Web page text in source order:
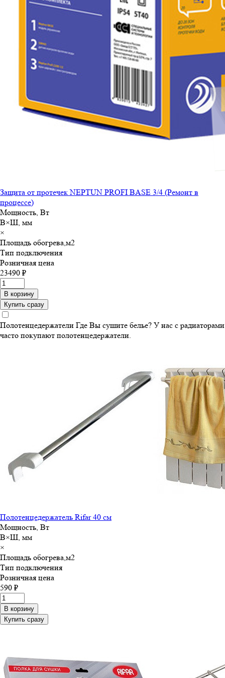
Защита от протечек NEPTUN PROFI BASE 3/4 (Ремонт в
процессе)
Мощность, Вт
В×Ш, мм
×
Площадь обогрева,м2
Тип подключения
Розничная цена
23490 ₽
В корзину
Купить сразу
Полотенцедержатели Где Вы сушите белье? У нас с радиаторами
часто покупают полотенцедержатели.
Полотенцедержатель Rifar 40 см
Мощность, Вт
В×Ш, мм
×
Площадь обогрева,м2
Тип подключения
Розничная цена
590 ₽
В корзину
Купить сразу